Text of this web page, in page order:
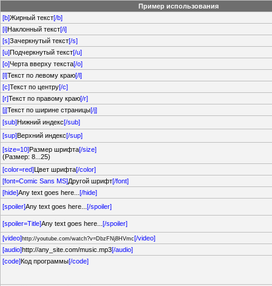
Пример использования
[b]Жирный текст[/b]
[i]Наклонный текст[/i]
[s]Зачеркнутый текст[/s]
[u]Подчеркнутый текст[/u]
[o]Черта вверху текста[/o]
[l]Текст по левому краю[/l]
[c]Текст по центру[/c]
[r]Текст по правому краю[/r]
[j]Текст по ширине страницы[/j]
[sub]Нижний индекс[/sub]
[sup]Верхний индекс[/sup]
[size=10]Размер шрифта[/size]
(Размер: 8...25)
[color=red]Цвет шрифта[/color]
[font=Comic Sans MS]Другой шрифт[/font]
[hide]Any text goes here... [/hide]
[spoiler]Any text goes here... [/spoiler]
[spoiler=Title]Any text goes here... [/spoiler]
[video]http://youtube.com/watch?v=DbzFNj8HVmc[/video]
[audio]http://any_site.com/music.mp3[/audio]
[code]Код программы[/code]